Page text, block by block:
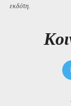
εκδότη.